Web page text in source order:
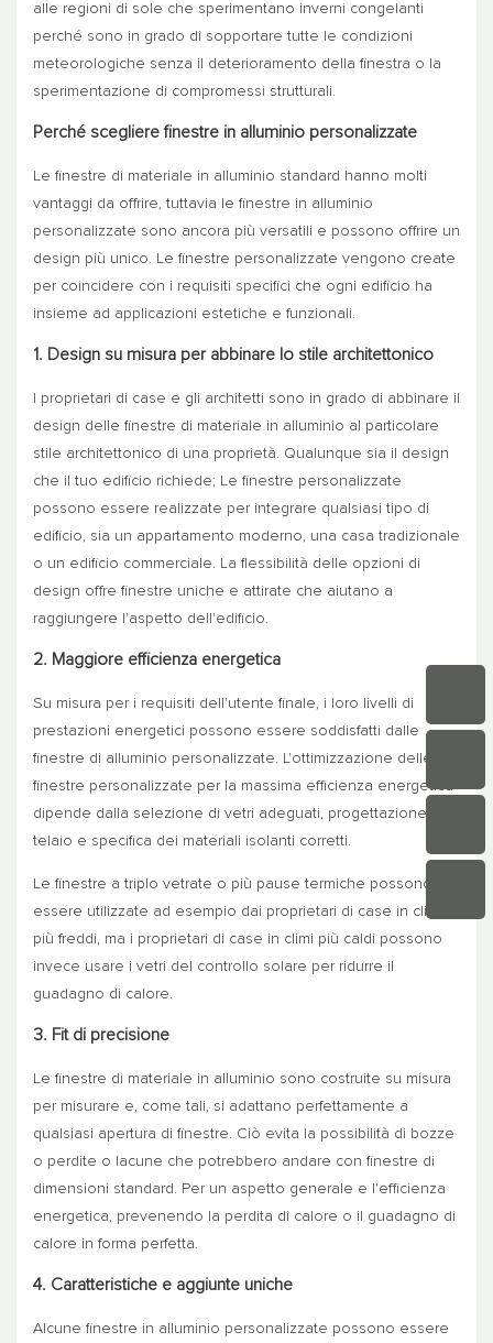
alle regioni di sole che sperimentano inverni congelanti
perché sono in grado di sopportare tutte le condizioni
meteorologiche senza il deterioramento della finestra o la
sperimentazione di compromessi strutturali.
Perché scegliere finestre in alluminio personalizzate
Le finestre di materiale in alluminio standard hanno molti
vantaggi da offrire, tuttavia le finestre in alluminio
personalizzate sono ancora più versatili e possono offrire un
design più unico. Le finestre personalizzate vengono create
per coincidere con i requisiti specifici che ogni edificio ha
insieme ad applicazioni estetiche e funzionali.
1. Design su misura per abbinare lo stile architettonico
I proprietari di case e gli architetti sono in grado di abbinare il
design delle finestre di materiale in alluminio al particolare
stile architettonico di una proprietà. Qualunque sia il design
che il tuo edificio richiede; Le finestre personalizzate
possono essere realizzate per integrare qualsiasi tipo di
edificio, sia un appartamento moderno, una casa tradizionale
o un edificio commerciale. La flessibilità delle opzioni di
design offre finestre uniche e attirate che aiutano a
raggiungere l'aspetto dell'edificio.
2. Maggiore efficienza energetica
Su misura per i requisiti dell'utente finale, i loro livelli di
prestazioni energetici possono essere soddisfatti dalle
finestre di alluminio personalizzate. L'ottimizzazione delle
finestre personalizzate per la massima efficienza energetica
dipende dalla selezione di vetri adeguati, progettazione del
telaio e specifica dei materiali isolanti corretti.
Le finestre a triplo vetrate o più pause termiche possono
essere utilizzate ad esempio dai proprietari di case in climi
più freddi, ma i proprietari di case in climi più caldi possono
invece usare i vetri del controllo solare per ridurre il
guadagno di calore.
3. Fit di precisione
Le finestre di materiale in alluminio sono costruite su misura
per misurare e, come tali, si adattano perfettamente a
qualsiasi apertura di finestre. Ciò evita la possibilità di bozze
o perdite o lacune che potrebbero andare con finestre di
dimensioni standard. Per un aspetto generale e l'efficienza
energetica, prevenendo la perdita di calore o il guadagno di
calore in forma perfetta.
4. Caratteristiche e aggiunte uniche
Alcune finestre in alluminio personalizzate possono essere